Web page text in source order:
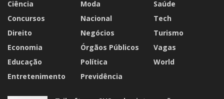
Ciência
Concursos
Direito
Economia
Educação
Entretenimento
Moda
Nacional
Negócios
Órgãos Públicos
Política
Previdência
Saúde
Tech
Turismo
Vagas
World